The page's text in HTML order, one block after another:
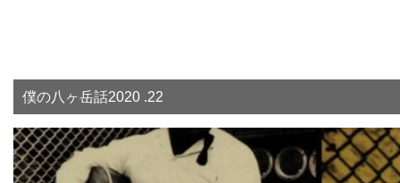
僕の八ヶ岳話2020 .22